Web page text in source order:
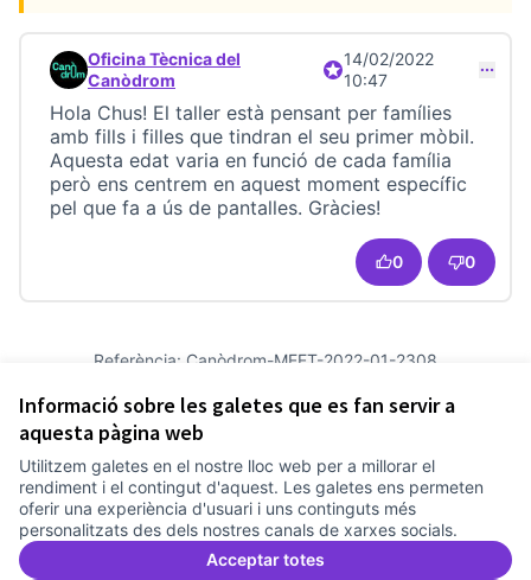
Informació sobre les galetes que es fan servir a
aquesta pàgina web
Utilitzem galetes en el nostre lloc web per a millorar el
rendiment i el contingut d'aquest. Les galetes ens permeten
oferir una experiència d'usuari i uns continguts més
personalitzats des dels nostres canals de xarxes socials.
Acceptar totes
Comentari 22799 (respon al comentari 22798)
Oficina Tècnica del
Canòdrom
Participant oficial
14/02/2022
10:47
Hola Chus! El taller està pensant per famílies
amb fills i filles que tindran el seu primer mòbil.
Aquesta edat varia en funció de cada família
però ens centrem en aquest moment específic
pel que fa a ús de pantalles. Gràcies!
0 0
Referència: Canòdrom-MEET-2022-01-2308
Afegir al calendari
Termes i condicions d'ús
Configuració de les galetes
Comunitat Canòdrom a Facebook
(Link externo)
Comunitat Canòdrom a Instagram
(Link externo)
Comunitat Canòdrom a YouTube
(Link externo)
Català
Triar la llengua Elegir el idiomaChoose language